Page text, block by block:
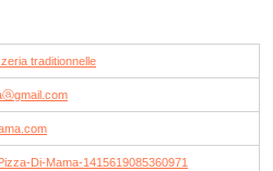
traditionnelle
Di-Mama-1415619085360971